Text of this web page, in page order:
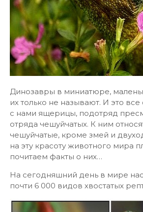
Динозавры в миниатюре,
их только не называют. И это
с нами ящерицы, подотряд
отряда чешуйчатых. К ним
чешуйчатые, кроме змей и
на эту красоту животного мира
почитаем факты о них…
На сегодняшний день в мире
почти 6 000 видов хвостатых